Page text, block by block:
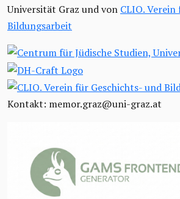
Universität Graz und von CLIO.
Bildungsarbeit
Kontakt: memor.graz@uni-graz.at